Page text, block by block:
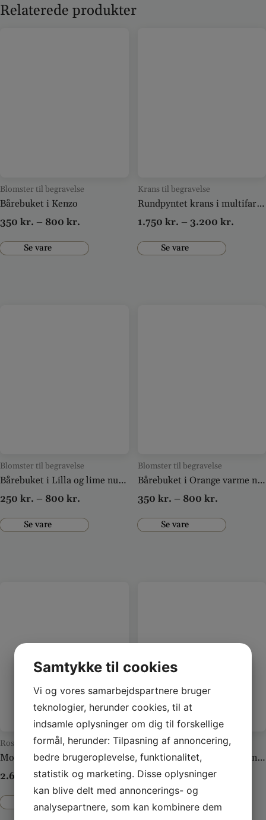
antal
Relaterede produkter
Blomster til begravelse
Bårebuket i Kenzo
350 kr. – 800 kr.
Se vare
Krans til begravelse
Rundpyntet krans i multifarver
1.750 kr. – 3.200 kr.
Se vare
Blomster til begravelse
Bårebuket i Lilla og lime nuancer
250 kr. – 800 kr.
Se vare
Blomster til begravelse
Bårebuket i Orange varme nuancer
350 kr. – 800 kr.
Se vare
Roser
Moderne mark stil i pink, hvid og gul
2.600
kr.–5.900 kr.
Se vare
Blomster til begravelse
Bårebuket i blå og lilla nuancer
350kr.–800kr.
Se vare
Samtykke til cookies
Vi og vores samarbejdspartnere bruger
teknologier, herunder cookies, til at
indsamle oplysninger om dig til forskellige
formål, herunder: Tilpasning af annoncering,
bedre brugeroplevelse, funktionalitet,
statistik og marketing. Disse oplysninger
kan blive delt med annoncerings- og
analysepartnere, som kan kombinere dem